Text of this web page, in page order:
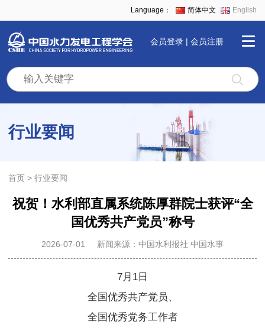
Language： 简体中文 English
会员登录 | 会员注册
页
学
全
行业要闻
首页 行业要闻
祝贺！水利部直属系统陈厚群院士获评“全
国优秀共产党员”称号
2026-07-01 新闻来源：中国水利报社 中国水事
7月1日
全国优秀共产党员、
全国优秀党务工作者